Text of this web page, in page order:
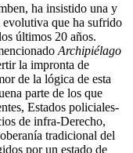
ha insistido una y
evolutiva que ha sufrido
últimos 20 años.
Archipiélago
la impronta de
de la lógica de esta
parte de los que
Estados policiales-
de infra-Derecho,
tradicional del
por un estado de